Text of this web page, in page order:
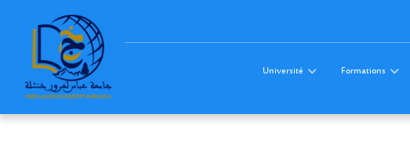
Université Formations